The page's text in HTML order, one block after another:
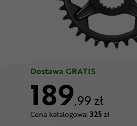
Dostawa GRATIS
189,99 zł
Cena katalogowa: 325zł